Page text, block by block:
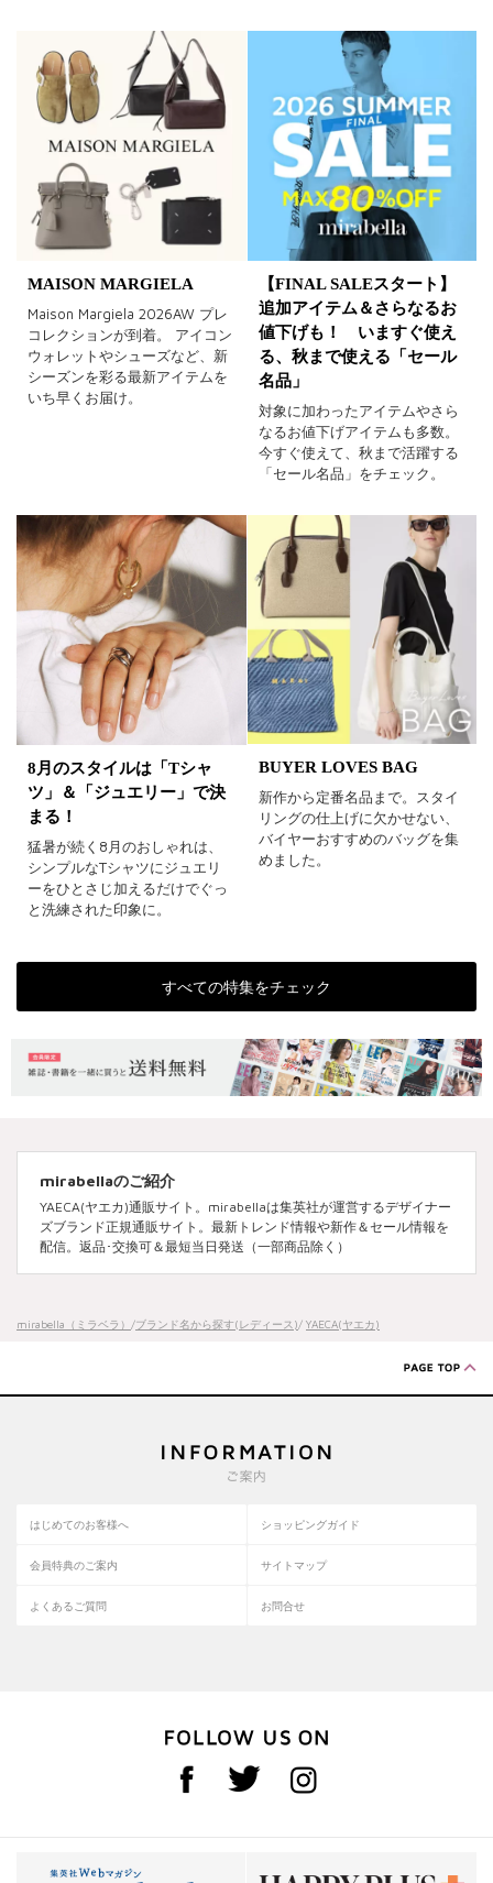
MAISON MARGIELA
Maison Margiela 2026AW プレ
コレクションが到着。 アイコン
ウォレットやシューズなど、新
シーズンを彩る最新アイテムを
いち早くお届け。
【FINAL SALEスタート】
追加アイテム＆さらなるお
値下げも！ いますぐ使え
る、秋まで使える「セール
名品」
対象に加わったアイテムやさら
なるお値下げアイテムも多数。
今すぐ使えて、秋まで活躍する
「セール名品」をチェック。
8月のスタイルは「Tシャ
ツ」＆「ジュエリー」で決
まる！
猛暑が続く8月のおしゃれは、
シンプルなTシャツにジュエリ
ーをひとさじ加えるだけでぐっ
と洗練された印象に。
BUYER LOVES BAG
新作から定番名品まで。スタイ
リングの仕上げに欠かせない、
バイヤーおすすめのバッグを集
めました。
すべての特集をチェック
mirabellaのご紹介
YAECA(ヤエカ)通販サイト。mirabellaは集英社が運営するデザイナー
ズブランド正規通販サイト。最新トレンド情報や新作＆セール情報を
配信。返品･交換可＆最短当日発送（一部商品除く）
mirabella（ミラベラ） /ブランド名から探す(レディース)/ YAECA(ヤエカ)
はじめてのお客様へ ショッピングガイド
会員特典のご案内 サイトマップ
よくあるご質問 お問合せ